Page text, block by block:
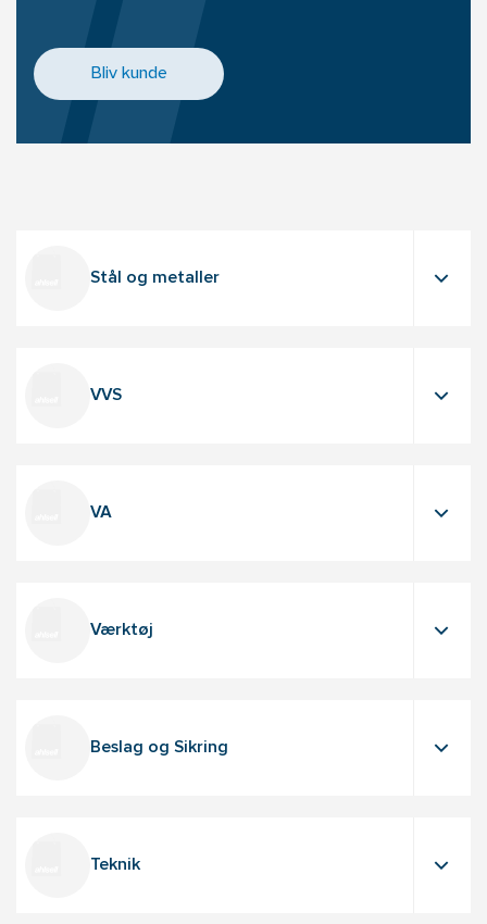
Bliv kunde
Stål og metaller
VVS
VA
Værktøj
Beslag og Sikring
Teknik